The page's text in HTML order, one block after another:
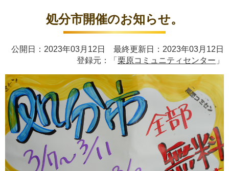
処分市開催のお知らせ。
公開日：2023年03月12日 最終更新日：2023年03月12日
登録元：「 栗原コミュニティセンター 」